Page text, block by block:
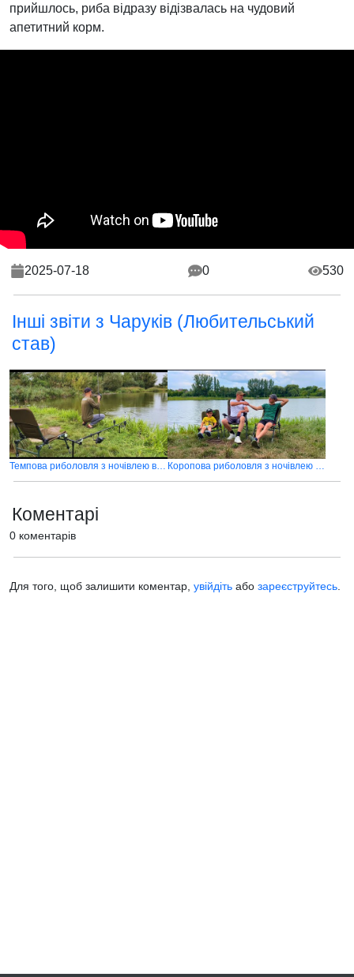
прийшлось, риба відразу відізвалась на чудовий
апетитний корм.
2025-07-18 0 530
Інші звіти з Чаруків (Любительський
став)
Темпова риболовля з ночівлею в селі Чаруків Коропова риболовля з ночівлею на озері Чаруків
Коментарі
0 коментарів
Для того, щоб залишити коментар, увійдіть або зареєструйтесь